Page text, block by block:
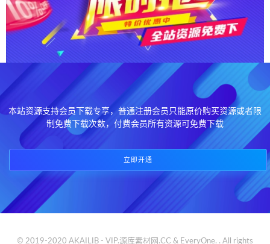
本站资源支持会员下载专享，普通注册会员只能原价购买资源或者限
制免费下载次数，付费会员所有资源可免费下载
立即开通
© 2019-2020 AKAILIB - VIP.源库素材网.CC & EveryOne. . All rights